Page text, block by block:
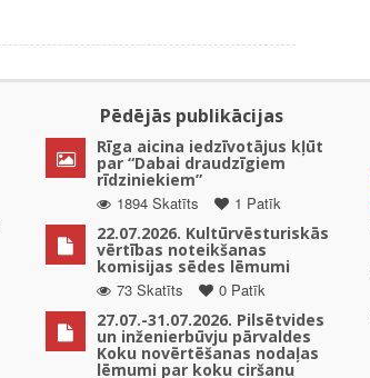
Pēdējās publikācijas
Rīga aicina iedzīvotājus kļūt
par “Dabai draudzīgiem
rīdziniekiem”
1894 Skatīts
1 Patīk
22.07.2026. Kultūrvēsturiskās
vērtības noteikšanas
komisijas sēdes lēmumi
73 Skatīts
0 Patīk
27.07.-31.07.2026. Pilsētvides
un inženierbūvju pārvaldes
Koku novērtēšanas nodaļas
lēmumi par koku ciršanu